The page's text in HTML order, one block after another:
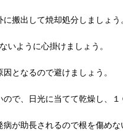
搬出して焼却処分しましょう
いように心掛けましょう。
となるので避けましょう。
ので、日光に当てて乾燥し、
が助長されるので根を傷め